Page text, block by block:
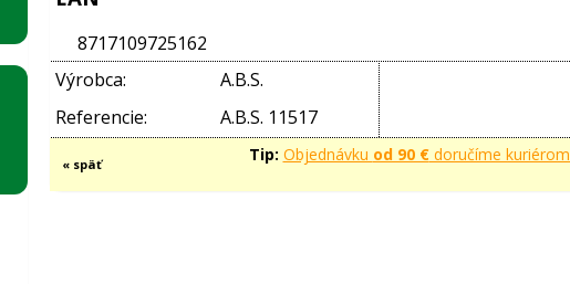
8717109725162
Výrobca:
A.B.S.
Referencie:
A.B.S. 11517
« späť Tip: Objednávku od 90 €doručíme kuriérom